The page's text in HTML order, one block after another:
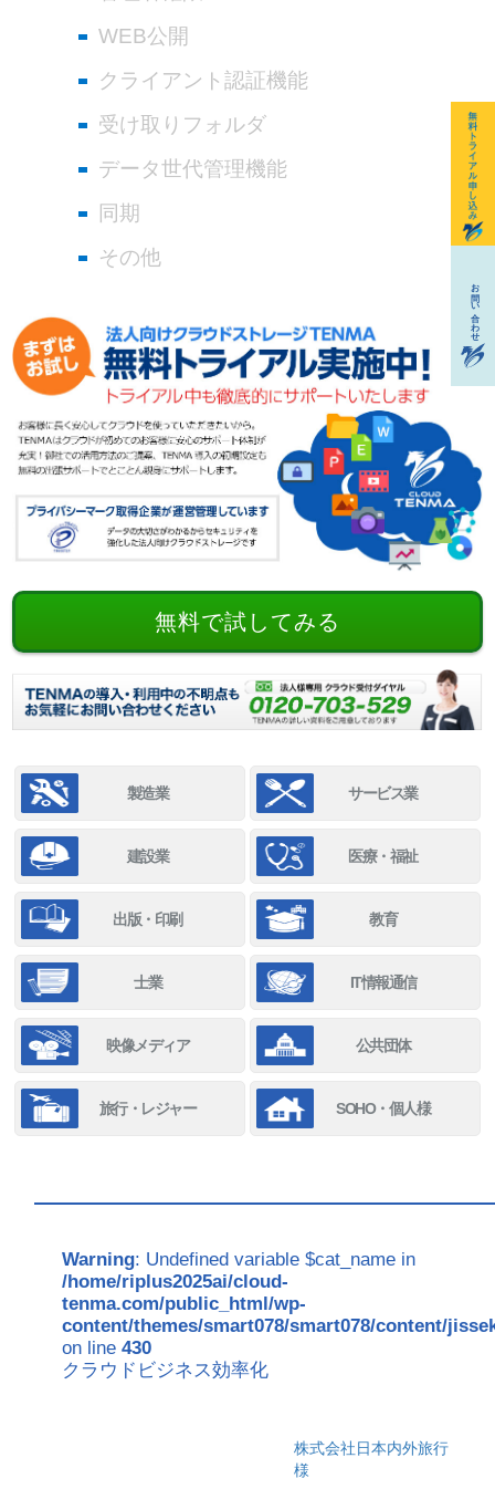
WEB公開
クライアント認証機能
受け取りフォルダ
データ世代管理機能
同期
その他
無料で試してみる
製造業 サービス業
建設業 医療・福祉
出版・印刷 教育
士業 IT情報通信
映像メディア 公共団体
旅行・レジャー SOHO・個人様
Warning: Undefined variable $cat_name in
/home/riplus2025ai/cloud-
tenma.com/public_html/wp-
content/themes/smart078/smart078/content/
on line430
クラウドビジネス効率化
株式会社日本内外旅行
様